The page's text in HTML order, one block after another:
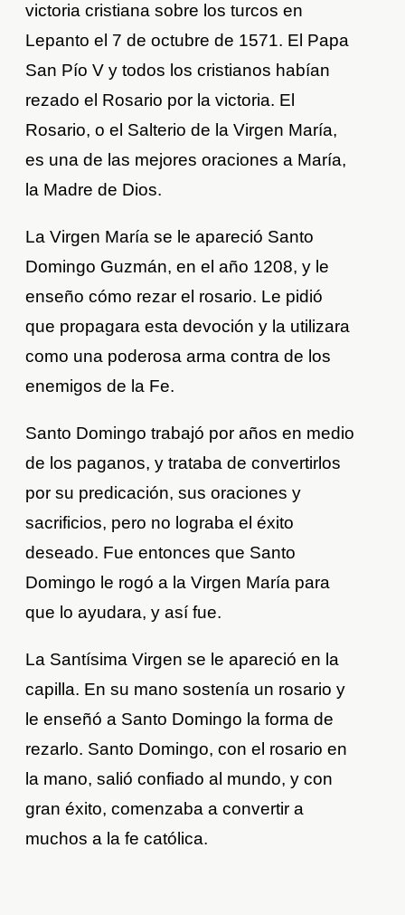
victoria cristiana sobre los turcos en
Lepanto el 7 de octubre de 1571. El Papa
San Pío V y todos los cristianos habían
rezado el Rosario por la victoria. El
Rosario, o el Salterio de la Virgen María,
es una de las mejores oraciones a María,
la Madre de Dios.
La Virgen María se le apareció Santo
Domingo Guzmán, en el año 1208, y le
enseño cómo rezar el rosario. Le pidió
que propagara esta devoción y la utilizara
como una poderosa arma contra de los
enemigos de la Fe.
Santo Domingo trabajó por años en medio
de los paganos, y trataba de convertirlos
por su predicación, sus oraciones y
sacrificios, pero no lograba el éxito
deseado. Fue entonces que Santo
Domingo le rogó a la Virgen María para
que lo ayudara, y así fue.
La Santísima Virgen se le apareció en la
capilla. En su mano sostenía un rosario y
le enseñó a Santo Domingo la forma de
rezarlo. Santo Domingo, con el rosario en
la mano, salió confiado al mundo, y con
gran éxito, comenzaba a convertir a
muchos a la fe católica.